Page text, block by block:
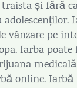
și fără
vânzare pe
Iarba
online. Iarbă